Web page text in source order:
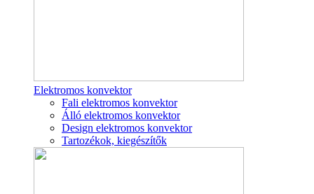
Elektromos konvektor
Fali elektromos konvektor
Álló elektromos konvektor
Design elektromos konvektor
Tartozékok, kiegészítők